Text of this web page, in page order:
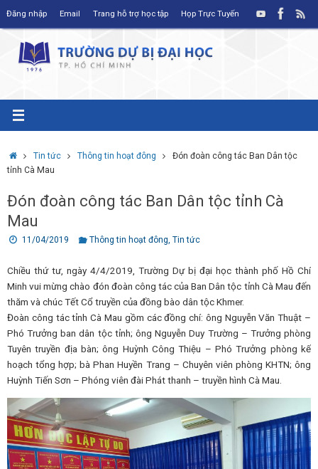
Đăng nhập Email Trang hỗ trợ học tập Họp Trực Tuyến
HomeTin tức Thông tin hoạt đông
Đón đoàn công tác Ban Dân tộc
tỉnh Cà Mau
Đón đoàn công tác Ban Dân tộc tỉnh Cà
Mau
11/04/2019 Thông tin hoạt đông,Tin tức
Chiều thứ tư, ngày 4/4/2019, Trường Dự bị đại học thành phố Hồ Chí
Minh vui mừng chào đón đoàn công tác của Ban Dân tộc tỉnh Cà Mau đến
thăm và chúc Tết Cổ truyền của đồng bào dân tộc Khmer.
Đoàn công tác tỉnh Cà Mau gồm các đồng chí: ông Nguyễn Văn Thuật –
Phó Trưởng ban dân tộc tỉnh; ông Nguyễn Duy Trường – Trưởng phòng
Tuyên truyền địa bàn; ông Huỳnh Công Thiệu – Phó Trưởng phòng kế
hoạch tổng hợp; bà Phan Huyền Trang – Chuyên viên phòng KHTN; ông
Huỳnh Tiến Sơn – Phóng viên đài Phát thanh – truyền hình Cà Mau.